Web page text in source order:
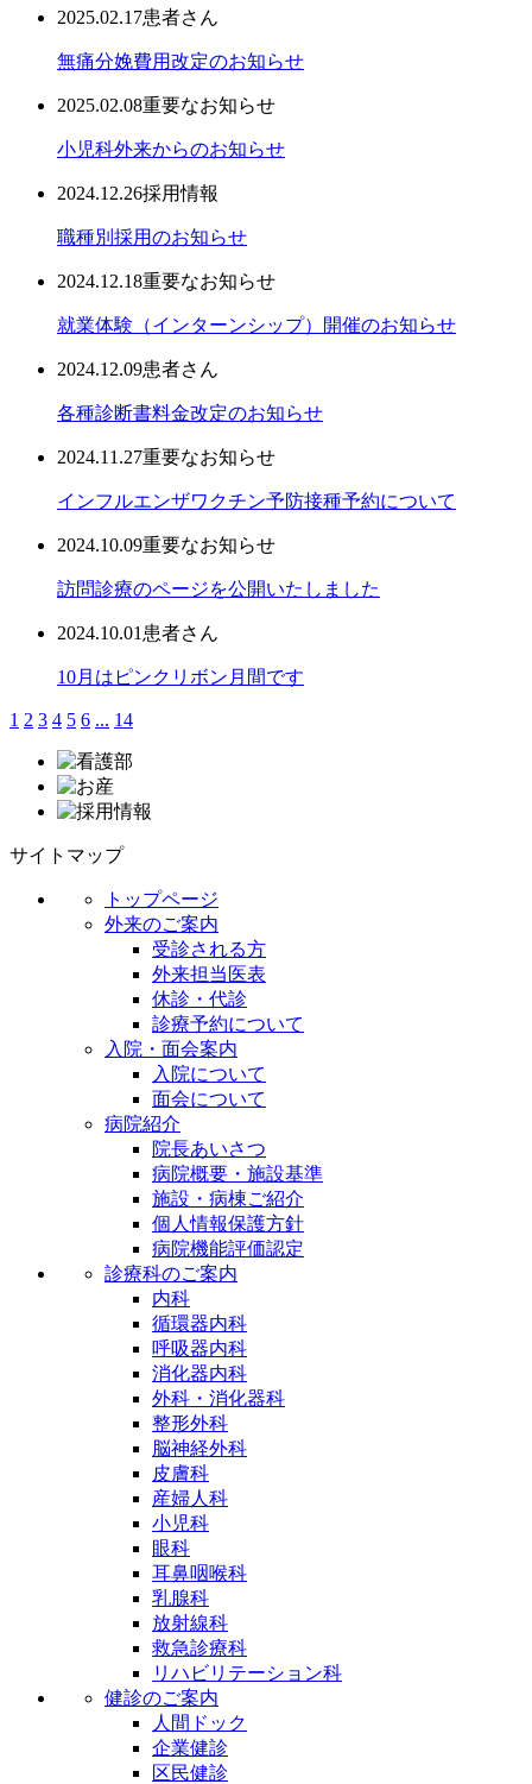
2025.02.17患者さん
無痛分娩費用改定のお知らせ
2025.02.08重要なお知らせ
小児科外来からのお知らせ
2024.12.26採用情報
職種別採用のお知らせ
2024.12.18重要なお知らせ
就業体験（インターンシップ）開催のお知らせ
2024.12.09患者さん
各種診断書料金改定のお知らせ
2024.11.27重要なお知らせ
インフルエンザワクチン予防接種予約について
2024.10.09重要なお知らせ
訪問診療のページを公開いたしました
2024.10.01 患者さん
10月はピンクリボン月間です
1 2 3 4 5 6 ... 14
サイトマップ
トップページ
外来のご案内
受診される方
外来担当医表
休診・代診
診療予約について
入院・面会案内
入院について
面会について
病院紹介
院長あいさつ
病院概要・施設基準
施設・病棟ご紹介
個人情報保護方針
病院機能評価認定
診療科のご案内
内科
循環器内科
呼吸器内科
消化器内科
外科・消化器科
整形外科
脳神経外科
皮膚科
産婦人科
小児科
眼科
耳鼻咽喉科
乳腺科
放射線科
救急診療科
リハビリテーション科
健診のご案内
人間ドック
企業健診
区民健診